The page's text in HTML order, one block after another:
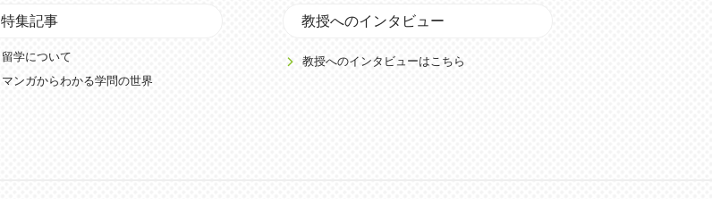
特集記事
留学について
マンガからわかる学問の世界
教授へのインタビュー
教授へのインタビューはこちら